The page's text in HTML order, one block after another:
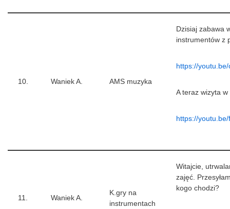
10. Waniek A. AMS muzyka
Dzisiaj zabawa
instrumentów z
https://
A teraz wizyta
https://
11. Waniek A.
K.gry na
instrumentach
Witajcie,
zajęć.
kogo chodzi?